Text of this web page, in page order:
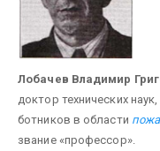
Лобачев Владимир
доктор технических
ботников в области
звание «профессор».